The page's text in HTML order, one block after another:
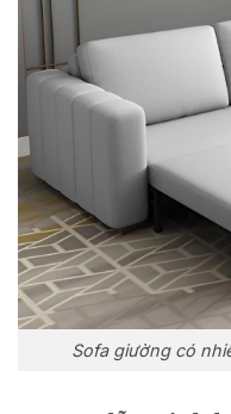
Sofa giường có